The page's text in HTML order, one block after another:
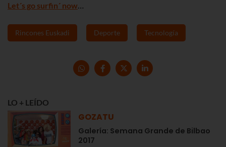
Let´s go surfin´ now…
Rincones Euskadi Deporte Tecnología
LO + LEÍDO
GOZATU
Galería: Semana Grande de Bilbao
2017